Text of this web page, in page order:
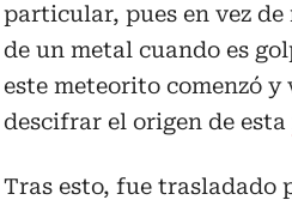
particular, pues en vez
de un metal cuando es
este meteorito comenzó
descifrar el origen de esta
Tras esto, fue trasladado